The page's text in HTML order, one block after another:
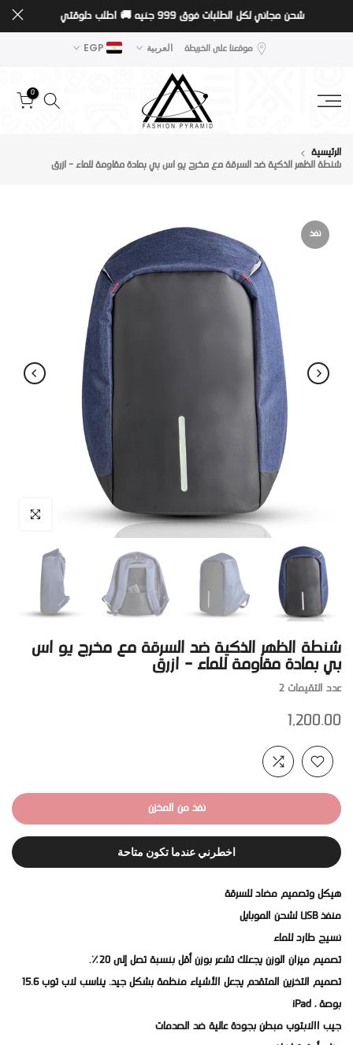
شحن مجاني لكل الطلبات فوق 999 جنيه 🚚 اطلب دلوقتي
موقعنا على الخريطة العربية EGP
0
الرئيسية
شنطة الظهر الذكية ضد السرقة مع مخرج يو اس بي بمادة مقاومة للماء - ازرق
نفذ
اضغط
شنطة الظهر الذكية ضد السرقة مع مخرج يو اس
بي بمادة مقاومة للماء - ازرق
عدد التقيمات 2
1,200.00
نفذ من المخزن
اخطرني عندما تكون متاحة
هيكل وتصميم مضاد للسرقة
منفذ USB لشحن الموبايل
نسيج طارد للماء
تصميم ميزان الوزن يجعلك تشعر بوزن أقل بنسبة تصل إلى 20٪.
تصميم التخزين المتقدم يجعل الأشياء منظمة بشكل جيد. يناسب لاب توب 15.6
بوصة ، iPad
جيب االابتوب مبطن بجودة عالية ضد الصدمات